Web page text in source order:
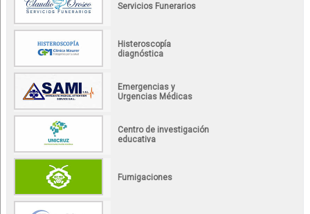
Servicios Funerarios
Histeroscopía
diagnóstica
Emergencias y
Urgencias Médicas
Centro de investigación
educativa
Fumigaciones